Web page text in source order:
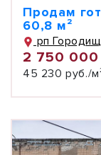
Продам
60,8 м²
рп
2 750 000
45 230 руб./